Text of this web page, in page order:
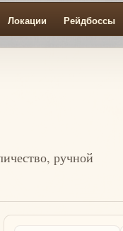
Локации Рейдбоссы
ручной